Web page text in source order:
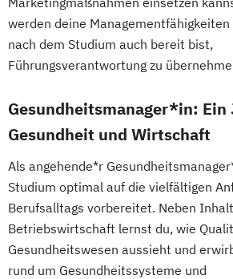
werden deine
nach dem Studium auch bereit bist,
Führungsverantwortung zu
Gesundheitsmanager*in: Ein
Gesundheit und Wirtschaft
Als angehende*r
Studium optimal auf die vielfältigen
Berufsalltags vorbereitet. Neben
Betriebswirtschaft lernst du, wie
Gesundheitswesen aussieht und
rund um Gesundheitssysteme und